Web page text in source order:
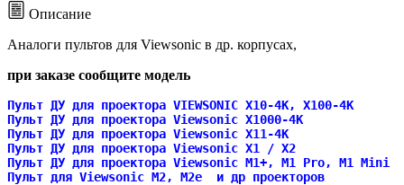
Описание
Аналоги пультов для Viewsonic в др. корпусах,
при заказе сообщите модель
Пульт ДУ для проектора VIEWSONIC X10-4K, X100-4K
Пульт ДУ для проектора Viewsonic X1000-4K
Пульт ДУ для проектора Viewsonic X11-4K
Пульт ДУ для проектора Viewsonic X1 / X2
Пульт ДУ для проектора Viewsonic M1+, M1 Pro, M1 Mini
Пульт для Viewsonic M2, M2e  и др проекторов